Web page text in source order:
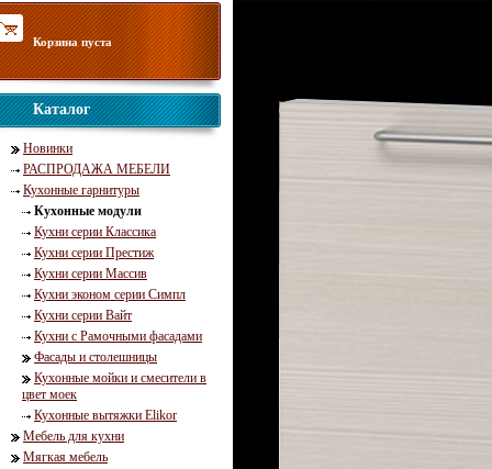
Корзина пуста
Каталог
Новинки
РАСПРОДАЖА МЕБЕЛИ
Кухонные гарнитуры
Кухонные модули
Кухни серии Классика
Кухни серии Престиж
Кухни серии Массив
Кухни эконом серии Симпл
Кухни серии Вайт
Кухни с Рамочными фасадами
Фасады и столешницы
Кухонные мойки и смесители в
цвет моек
Кухонные вытяжки Elikor
Мебель для кухни
Мягкая мебель